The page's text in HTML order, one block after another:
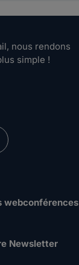
nous rendons
simple !
webconférences
Newsletter